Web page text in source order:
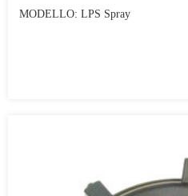
MODELLO: LPS Spray